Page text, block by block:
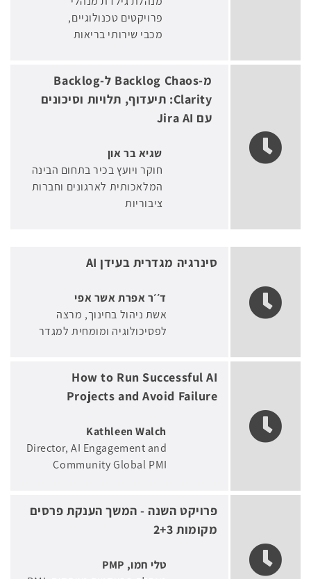
פרויקטים טכנולוגיים
מכבי שירותי בריאות
מ-Backlog Chaos ל-Backlog
Clarity: תיעדוף, תלויות וסיכונים
עם Jira AI
שגיא בר און
חוקר ויועץ בכיר בתחום הבינה
המלאכותית לארגונים וחברות
ציבוריות
סינרגיה מגדרית בעידן AI
ד׳׳ר אפרת אשר אפי
אשת ניהול בחינוך, מרצה
לפסיכולוגיה ומומחית למגדר
How to Run Successful AI
Projects and Avoid Failure
Kathleen Walch
Director, AI Engagement and
Community Global PMI
פרויקט השנה - המשך הענקת פרסים
מקומות 2+3
טלי חמו, PMP